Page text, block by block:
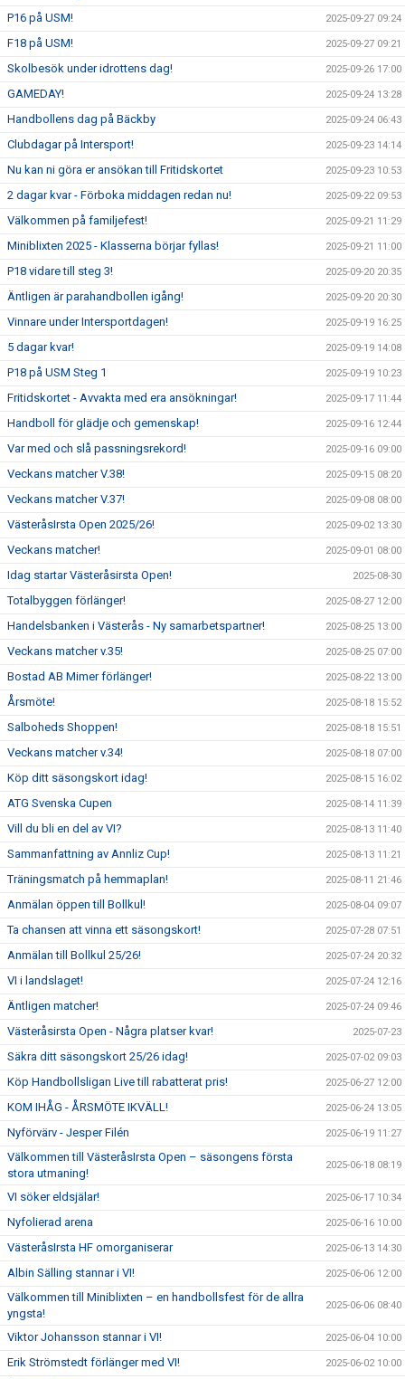
P16 på USM! 2025-09-27 09:24
F18 på USM! 2025-09-27 09:21
Skolbesök under idrottens dag! 2025-09-26 17:00
GAMEDAY! 2025-09-24 13:28
Handbollens dag på Bäckby 2025-09-24 06:43
Clubdagar på Intersport! 2025-09-23 14:14
Nu kan ni göra er ansökan till Fritidskortet 2025-09-23 10:53
2 dagar kvar - Förboka middagen redan nu! 2025-09-22 09:53
Välkommen på familjefest! 2025-09-21 11:29
Miniblixten 2025 - Klasserna börjar fyllas! 2025-09-21 11:00
P18 vidare till steg 3! 2025-09-20 20:35
Äntligen är parahandbollen igång! 2025-09-20 20:30
Vinnare under Intersportdagen! 2025-09-19 16:25
5 dagar kvar! 2025-09-19 14:08
P18 på USM Steg 1 2025-09-19 10:23
Fritidskortet - Avvakta med era ansökningar! 2025-09-17 11:44
Handboll för glädje och gemenskap! 2025-09-16 12:44
Var med och slå passningsrekord! 2025-09-16 09:00
Veckans matcher V.38! 2025-09-15 08:20
Veckans matcher V.37! 2025-09-08 08:00
VästeråsIrsta Open 2025/26! 2025-09-02 13:30
Veckans matcher! 2025-09-01 08:00
Idag startar Västeråsirsta Open! 2025-08-30
Totalbyggen förlänger! 2025-08-27 12:00
Handelsbanken i Västerås - Ny samarbetspartner! 2025-08-25 13:00
Veckans matcher v.35! 2025-08-25 07:00
Bostad AB Mimer förlänger! 2025-08-22 13:00
Årsmöte! 2025-08-18 15:52
Salboheds Shoppen! 2025-08-18 15:51
Veckans matcher v.34! 2025-08-18 07:00
Köp ditt säsongskort idag! 2025-08-15 16:02
ATG Svenska Cupen 2025-08-14 11:39
Vill du bli en del av VI? 2025-08-13 11:40
Sammanfattning av Annliz Cup! 2025-08-13 11:21
Träningsmatch på hemmaplan! 2025-08-11 21:46
Anmälan öppen till Bollkul! 2025-08-04 09:07
Ta chansen att vinna ett säsongskort! 2025-07-28 07:51
Anmälan till Bollkul 25/26! 2025-07-24 20:32
VI i landslaget! 2025-07-24 12:16
Äntligen matcher! 2025-07-24 09:46
Västeråsirsta Open - Några platser kvar! 2025-07-23
Säkra ditt säsongskort 25/26 idag! 2025-07-02 09:03
Köp Handbollsligan Live till rabatterat pris! 2025-06-27 12:00
KOM IHÅG - ÅRSMÖTE IKVÄLL! 2025-06-24 13:05
Nyförvärv - Jesper Filén 2025-06-19 11:27
Välkommen till VästeråsIrsta Open – säsongens första
stora utmaning!
2025-06-18 08:19
VI söker eldsjälar! 2025-06-17 10:34
Nyfolierad arena 2025-06-16 10:00
VästeråsIrsta HF omorganiserar 2025-06-13 14:30
Albin Sälling stannar i VI! 2025-06-06 12:00
Välkommen till Miniblixten – en handbollsfest för de allra
yngsta!
2025-06-06 08:40
Viktor Johansson stannar i VI! 2025-06-04 10:00
Erik Strömstedt förlänger med VI! 2025-06-02 10:00